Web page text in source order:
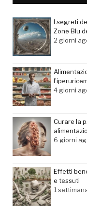
I segreti
Zone Blu
2 giorni
4 giorni
Curare la
6 giorni
Effetti
e tessuti
1